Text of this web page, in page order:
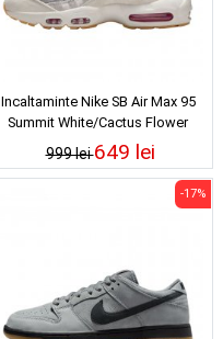
Incaltaminte Nike SB Air Max 95
Summit White/Cactus Flower
999 lei649 lei
-17%